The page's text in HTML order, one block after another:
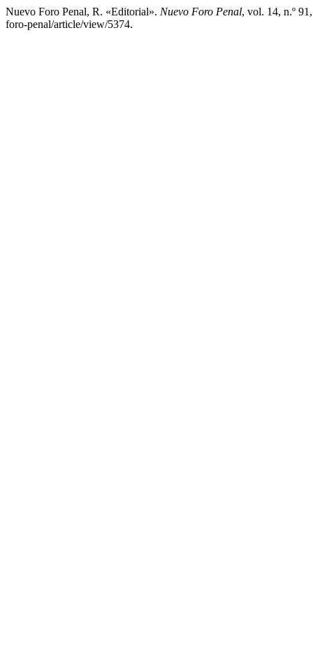
Nuevo Foro Penal, R. «Editorial». Nuevo Foro Penal, vol. 14, n.º
foro-penal/article/view/5374.